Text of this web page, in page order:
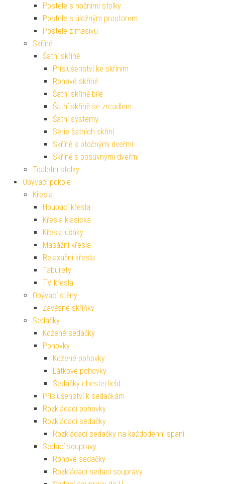
Postele s nočními stolky
Postele s úložným prostorem
Postele z masivu
Skříně
Šatní skříně
Příslušenství ke skříním
Rohové skříně
Šatní skříně bílé
Šatní skříně se zrcadlem
Šatní systémy
Série šatních skříní
Skříně s otočnými dveřmi
Skříně s posuvnými dveřmi
Toaletní stolky
Obývací pokoje
Křesla
Houpací křesla
Křesla klasická
Křesla ušáky
Masážní křesla
Relaxační křesla
Taburety
TV křesla
Obývací stěny
Závěsné skříňky
Sedačky
Kožené sedačky
Pohovky
Kožené pohovky
Látkové pohovky
Sedačky chesterfield
Příslušenství k sedačkám
Rozkládací pohovky
Rozkládací sedačky
Rozkládací sedačky na každodenní spaní
Sedací soupravy
Rohové sedačky
Rozkládací sedací soupravy